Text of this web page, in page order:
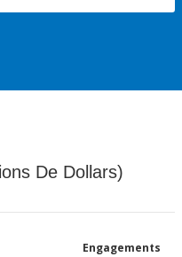
De Dollars)
Engagements